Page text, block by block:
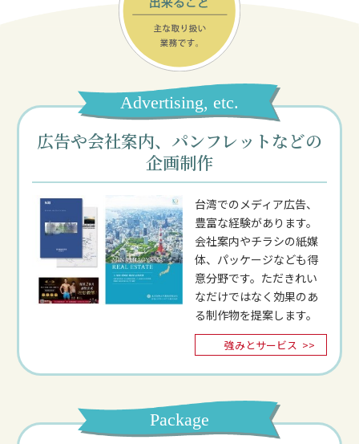
Advertising, etc.
広告や会社案内、パンフレットなどの
企画制作
台湾でのメディア広告、
豊富な経験があります。
会社案内やチラシの紙媒
体、パッケージなども得
意分野です。ただきれい
なだけではなく効果のあ
る制作物を提案します。
強みとサービス >>
Package